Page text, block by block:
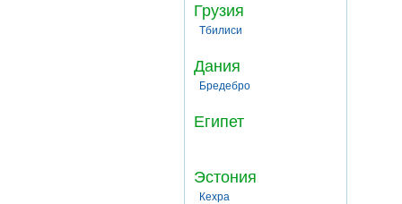
Грузия
Тбилиси
Дания
Бредебро
Египет
Эстония
Кехра